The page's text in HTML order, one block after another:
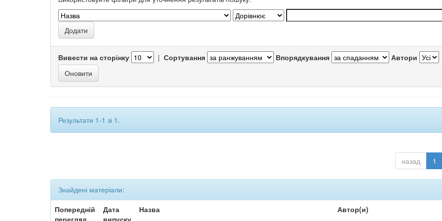
Вивести на сторінку | Сортування Впорядкування Автори
Результати 1-1 зі 1.
назад 1
Знайдені матеріали:
Попередній
перегляд
Дата
випуску
Назва Автор(и)